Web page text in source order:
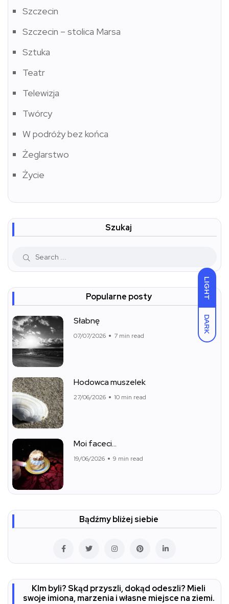
LIGHT
DARK
Szczecin
Szczecin – stolica Marsa
Sztuka
Teatr
Telewizja
Twórcy
W podróży bez końca
Żeglarstwo
Życie
Szukaj
Popularne posty
Słabnę
07/07/2026 7 min read
Hodowca muszelek
27/06/2026 10 min read
Moi faceci…
19/06/2026 9 min read
Bądźmy bliżej siebie
KIm byli? Skąd przyszli, dokąd odeszli? Mieli
swoje imiona, marzenia i własne miejsce na ziemi.